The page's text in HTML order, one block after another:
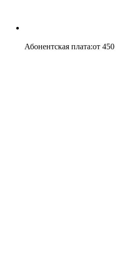
Абонентская плата:от 450